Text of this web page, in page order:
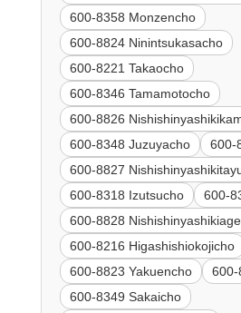
600-8358 Monzencho
600-8824 Ninintsukasacho
600-8221 Takaocho
600-8346 Tamamotocho
600-8826
600-8348 Juzuyacho
600-
600-8827
600-8318 Izutsucho
600-
600-8828
600-8216 Higashishiokojicho
600-8823 Yakuencho
600-
600-8349 Sakaicho